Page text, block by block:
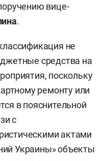
вице-
.
не
средства на
поскольку
ремонту или
в пояснительной
с
актами
Украины» объекты